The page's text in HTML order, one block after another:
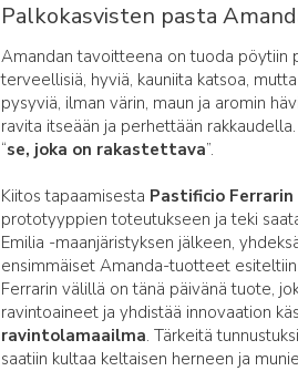
Palkokasvisten pasta
Amandan tavoitteena on tuoda pöytiin
terveellisiä, hyviä, kauniita katsoa,
pysyviä, ilman värin, maun ja aromin
ravita itseään ja perhettään
“se, joka on rakastettava”.
Kiitos tapaamisesta Pastificio Ferrarin
prototyyppien toteutukseen ja teki
Emilia -maanjäristyksen jälkeen,
ensimmäiset Amanda-tuotteet
Ferrarin välillä on tänä päivänä tuote,
ravintoaineet ja yhdistää innovaation
ravintolamaailma. Tärkeitä
saatiin kultaa keltaisen herneen ja